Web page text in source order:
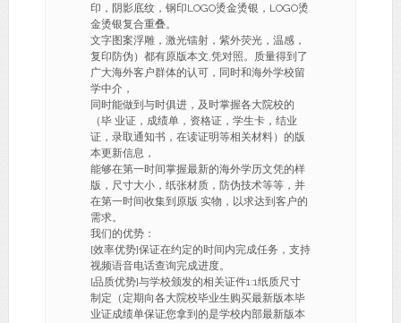
印，阴影底纹，钢印LOGO烫金烫银，LOGO烫
金烫银复合重叠。
文字图案浮雕，激光镭射，紫外荧光，温感，
复印防伪）都有原版本文,凭对照。质量得到了
广大海外客户群体的认可，同时和海外学校留
学中介，
同时能做到与时俱进，及时掌握各大院校的
（毕 业证，成绩单，资格证，学生卡，结业
证，录取通知书，在读证明等相关材料）的版
本更新信息，
能够在第一时间掌握最新的海外学历文凭的样
版，尺寸大小，纸张材质，防伪技术等等，并
在第一时间收集到原版 实物，以求达到客户的
需求。
我们的优势：
[效率优势]保证在约定的时间内完成任务，支持
视频语音电话查询完成进度。
[品质优势]与学校颁发的相关证件1:1纸质尺寸
制定（定期向各大院校毕业生购买最新版本毕
业证成绩单保证您拿到的是学校内部最新版本